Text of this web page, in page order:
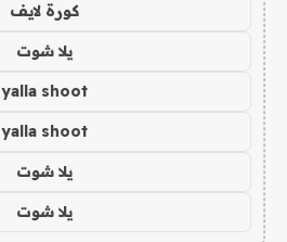
كورة لايف
يلا شوت
yalla shoot
yalla shoot
يلا شوت
يلا شوت